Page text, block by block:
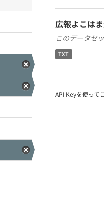
広報よこは
このデータセ
TXT
API Keyを使って